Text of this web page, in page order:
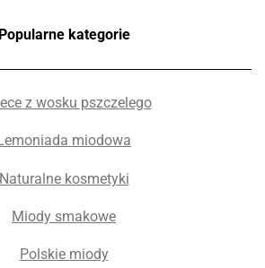
Popularne kategorie
z wosku pszczelego
Lemoniada miodowa
Naturalne kosmetyki
Miody smakowe
Polskie miody